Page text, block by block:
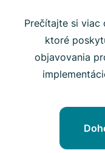
Prečítajte si viac
ktoré
objavovania